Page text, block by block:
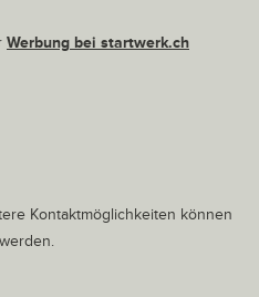
Werbung bei startwerk.ch
Kontaktmöglichkeiten können